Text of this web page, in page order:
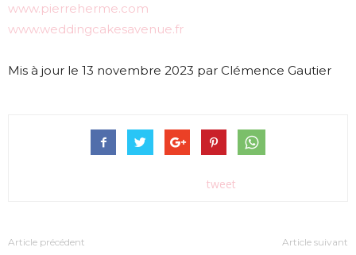
www.pierreherme.com
www.weddingcakesavenue.fr
Mis à jour le 13 novembre 2023 par Clémence Gautier
tweet
Article précédent Article suivant